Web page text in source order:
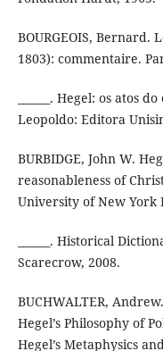
BOURGEOIS, Bernard.
1803): commentaire.
______. Hegel: os atos
Leopoldo: Editora
BURBIDGE, John W.
reasonableness of
University of New York
______. Historical
Scarecrow, 2008.
BUCHWALTER,
Hegel’s Philosophy of
Hegel’s Metaphysics